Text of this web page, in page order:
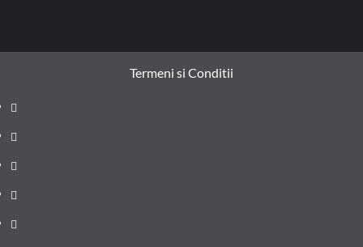
Termeni si Conditii
Prima
pagină
Știri
de
ultima
Administrație
locală
Actualitate
Justiție